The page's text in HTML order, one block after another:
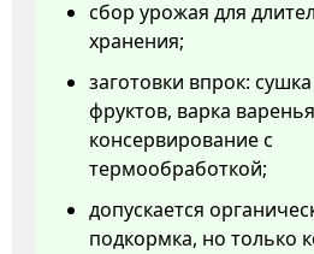
сбор урожая для
хранения;
заготовки впрок:
фруктов, варка
консервирование с
термообработкой;
допускается
подкормка, но только